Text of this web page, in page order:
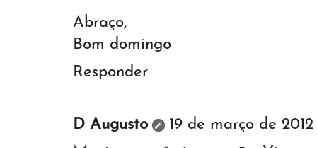
Abraço,
Bom domingo
Responder
D Augusto
19 de março de 2012